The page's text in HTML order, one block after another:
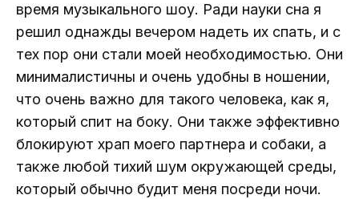
время музыкального шоу. Ради науки сна я
решил однажды вечером надеть их спать, и с
тех пор они стали моей необходимостью. Они
минималистичны и очень удобны в ношении,
что очень важно для такого человека, как я,
который спит на боку. Они также эффективно
блокируют храп моего партнера и собаки, а
также любой тихий шум окружающей среды,
который обычно будит меня посреди ночи.